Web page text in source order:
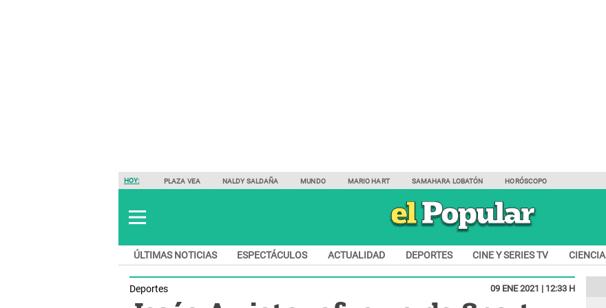
HOY: PLAZA VEA NALDY SALDAÑA MUNDO MARIO HART SAMAHARA LOBATÓN HORÓSCOPO
ÚLTIMAS NOTICIAS ESPECTÁCULOS ACTUALIDAD DEPORTES CINE Y SERIES TV CIENCIA
Deportes 09 ENE 2021 | 12:33 H